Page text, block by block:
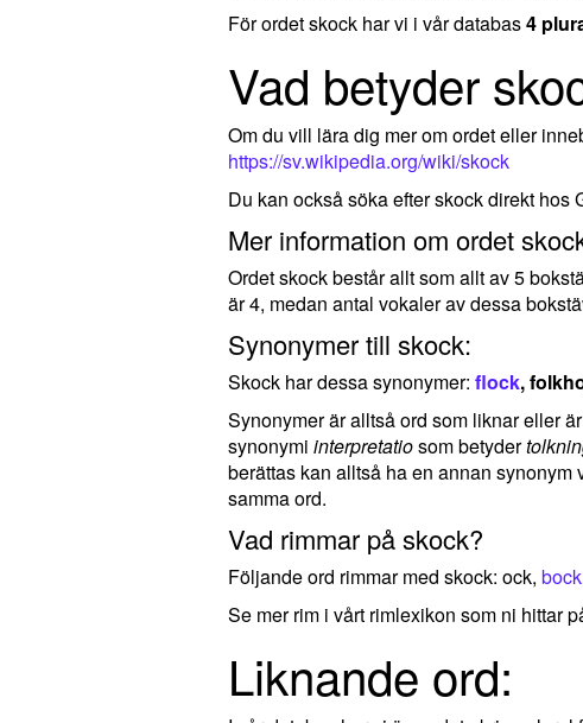
För ordet skock har vi i vår databas4
Vad betyder
Om du vill lära dig mer om ordet eller
https://sv.wikipedia.org/wiki/skock
Du kan också söka efter skock direkt hos
Mer information om ordet
Ordet skock består allt som allt av 5
är 4, medan antal vokaler av dessa
Synonymer till skock:
Skock har dessa synonymer: flock,
Synonymer är alltså ord som liknar eller
synonymi interpretatiosom betyder
berättas kan alltså ha en annan
samma ord.
Vad rimmar på skock?
Följande ord rimmar med skock: ock, bock
Se mer rim i vårt rimlexikon som ni hittar
Liknande ord: